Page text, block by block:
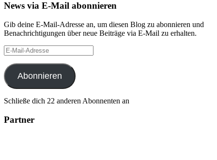
News via E-Mail abonnieren
Gib deine E-Mail-Adresse an, um diesen Blog zu abonnieren und
Benachrichtigungen über neue Beiträge via E-Mail zu erhalten.
E-
Mail-
Adresse
Abonnieren
Schließe dich 22 anderen Abonnenten an
Partner